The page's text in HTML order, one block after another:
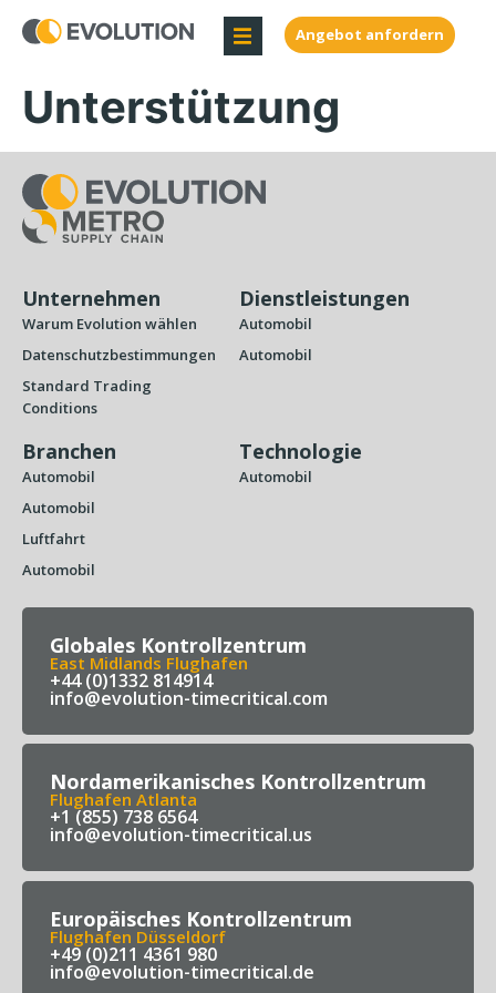
Angebot anfordern
Unterstützung
Unternehmen
Warum Evolution wählen
Datenschutzbestimmungen
Standard Trading
Conditions
Dienstleistungen
Automobil
Automobil
Branchen
Automobil
Automobil
Luftfahrt
Automobil
Technologie
Automobil
Globales Kontrollzentrum
East Midlands Flughafen
+44 (0)1332 814914
info@evolution-timecritical.com
Nordamerikanisches Kontrollzentrum
Flughafen Atlanta
+1 (855) 738 6564
info@evolution-timecritical.us
Europäisches Kontrollzentrum
Flughafen Düsseldorf
+49 (0)211 4361 980
info@evolution-timecritical.de